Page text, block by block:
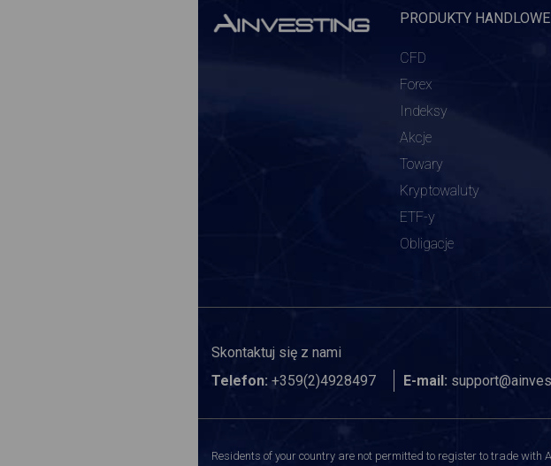
PRODUKTY HANDLOWE
CFD
Forex
Indeksy
Akcje
Towary
Kryptowaluty
ETF-y
Obligacje
Skontaktuj się z nami
Telefon: +359(2)4928497 E-mail:
Residents of your country are not permitted to register to trade with